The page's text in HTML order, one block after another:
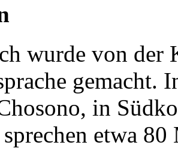
wurde von der
gemacht.
in
etwa